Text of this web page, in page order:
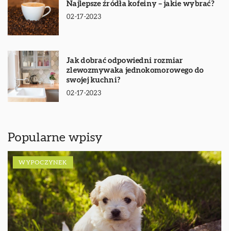
Najlepsze źródła kofeiny – jakie wybrać?
02-17-2023
Jak dobrać odpowiedni rozmiar
zlewozmywaka jednokomorowego do
swojej kuchni?
02-17-2023
Popularne wpisy
WYPOCZYNEK